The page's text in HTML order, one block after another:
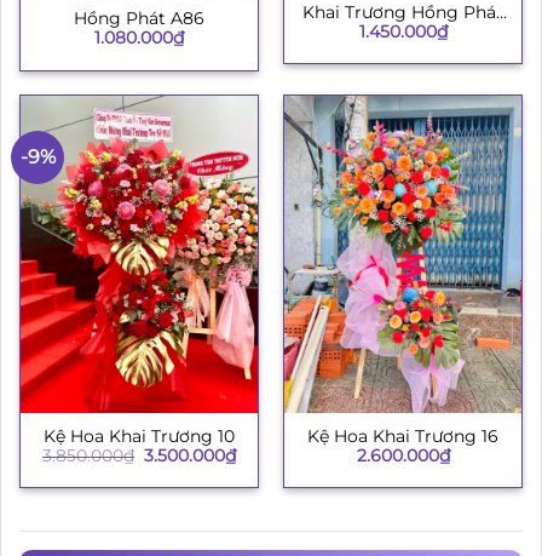
Hồng Phát A86
1.080.000₫
Khai Trương Hồng Phát
003
1.450.000₫
-9%
Kệ Hoa Khai Trương 10
3.850.000₫ Giá
là:
3.500.000₫Giá
hiện
tại
Kệ Hoa Khai Trương 16
2.600.000₫